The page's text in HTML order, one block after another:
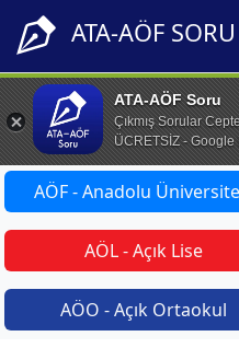
ATA-AÖF SORU
ATA-AÖF Soru
Çıkmış Sorular
ÜCRETSİZ - Google
AÖF - Anadolu
AÖL - Açık Lise
AÖO - Açık Ortaokul